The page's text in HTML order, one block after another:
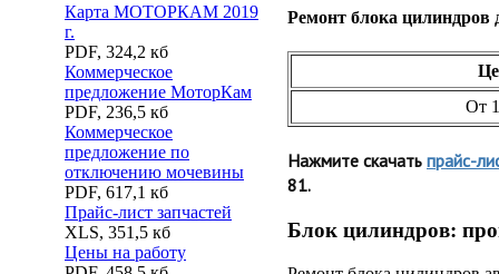
Карта МОТОРКАМ 2019
г.
PDF, 324,2 кб
Коммерческое
предложение МоторКам
PDF, 236,5 кб
Коммерческое
предложение по
отключению мочевины
PDF, 617,1 кб
Прайс-лист запчастей
XLS, 351,5 кб
Цены на работу
Ремонт блока
От
Нажмите скачать прайс-
81.
Блок цилиндров: